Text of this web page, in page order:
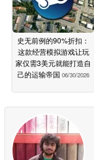
史无前例的90%折扣：
这款经营模拟游戏让玩
家仅需3美元就能打造自
己的运输帝国 06/30/2026